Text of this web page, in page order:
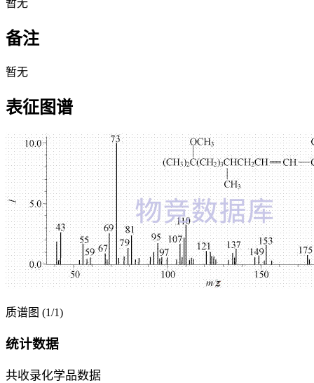
暂无
备注
暂无
表征图谱
质谱图 (1/1)
统计数据
共收录化学品数据